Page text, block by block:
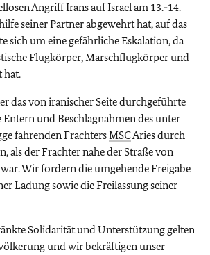
Angriff Irans auf Israel am 13.-14.
seiner Partner abgewehrt hat, auf das
sich um eine gefährliche Eskalation, da
Flugkörper, Marschflugkörper und
hat.
das von iranischer Seite durchgeführte
und Beschlagnahmen des unter
fahrenden FrachtersMSCAries durch
als der Frachter nahe der Straße von
Wir fordern die umgehende Freigabe
Ladung sowie die Freilassung seiner
Solidarität und Unterstützung gelten
und wir bekräftigen unser